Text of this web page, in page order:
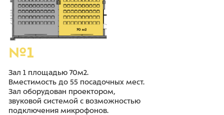
№1
Зал 1 площадью 70м2.
Вместимость до 55 посадочных мест.
Зал оборудован проектором,
звуковой системой с возможностью
подключения микрофонов.